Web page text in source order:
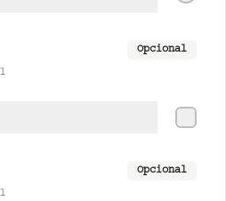
PISCO LEMONCHI 280 ml
Jugo de lychee y lemongrass
Opcional
Opcional